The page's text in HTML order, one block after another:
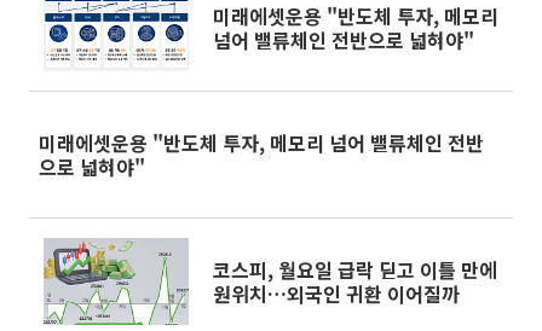
미래에셋운용 "반도체 투자, 메모리
넘어 밸류체인 전반으로 넓혀야"
미래에셋운용 "반도체 투자, 메모리 넘어 밸류체인 전반
으로 넓혀야"
코스피, 월요일 급락 딛고 이틀 만에
원위치…외국인 귀환 이어질까